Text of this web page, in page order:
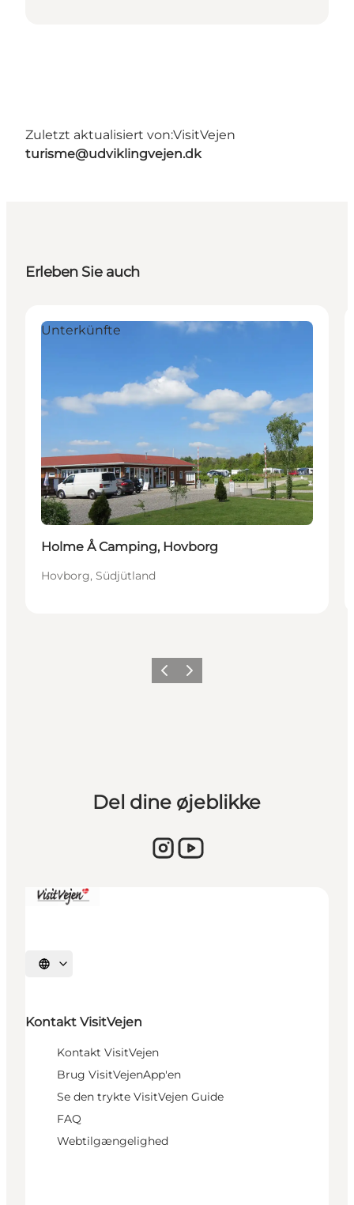
Zuletzt aktualisiert von:VisitVejen
turisme@udviklingvejen.dk
Erleben Sie auch
Unterkünfte
Holme Å Camping, Hovborg
Hovborg, Südjütland
Vorherige Folie
Nächste Folie
Del dine øjeblikke
Sprache auswählen
Kontakt VisitVejen
Kontakt VisitVejen
Brug VisitVejenApp'en
Se den trykte VisitVejen Guide
FAQ
Webtilgængelighed